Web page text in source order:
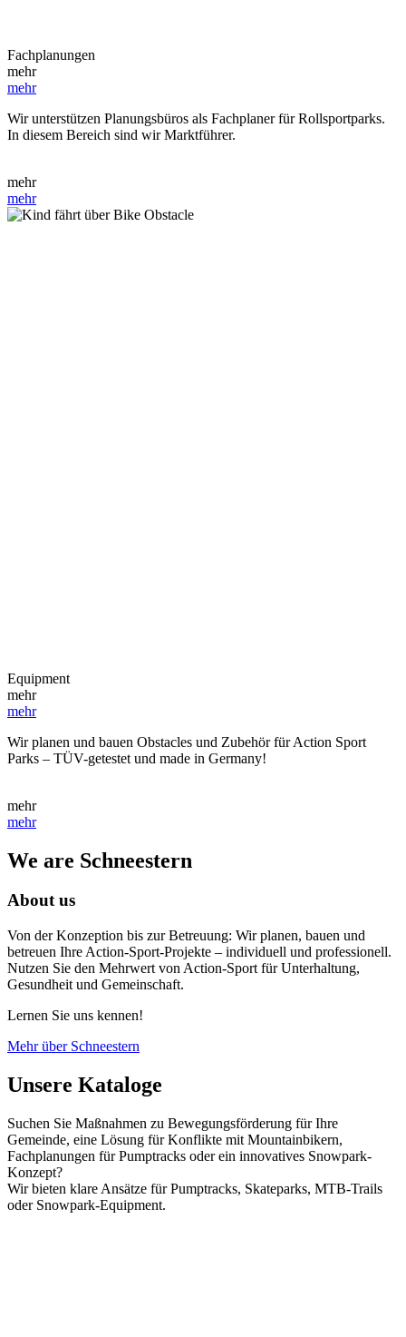
Fach­planungen
mehr
mehr
Wir unterstützen Planungsbüros als Fachplaner für Rollsportparks.
In diesem Bereich sind wir Marktführer.
mehr
mehr
Equipment
mehr
mehr
Wir planen und bauen Obstacles und Zubehör für Action Sport
Parks – TÜV-getestet und made in Germany!
mehr
mehr
We are Schneestern
About us
Von der Konzeption bis zur Betreuung: Wir planen, bauen und
betreuen Ihre Action-Sport-Projekte – individuell und professionell.
Nutzen Sie den Mehrwert von Action-Sport für Unterhaltung,
Gesundheit und Gemeinschaft.
Lernen Sie uns kennen!
Mehr über Schneestern
Unsere Kataloge
Suchen Sie Maßnahmen zu Bewegungsförderung für Ihre
Gemeinde, eine Lösung für Konflikte mit Mountainbikern,
Fachplanungen für Pumptracks oder ein innovatives Snowpark-
Konzept?
Wir bieten klare Ansätze für Pumptracks, Skateparks, MTB-Trails
oder Snowpark-Equipment.